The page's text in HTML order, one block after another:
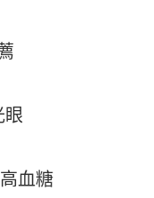
眼
高血糖